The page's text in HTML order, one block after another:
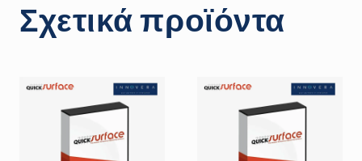
Σχετικά προϊόντα